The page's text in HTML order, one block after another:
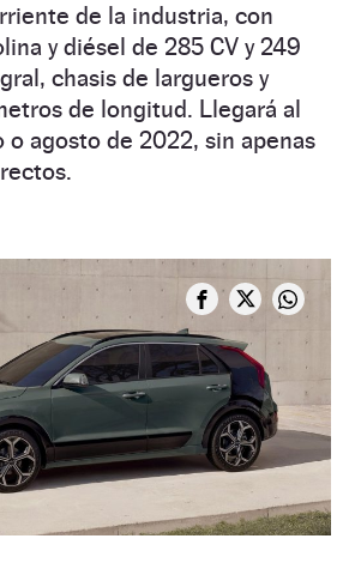
de la industria, con
y diésel de 285 CV y 249
chasis de largueros y
de longitud. Llegará al
agosto de 2022, sin apenas